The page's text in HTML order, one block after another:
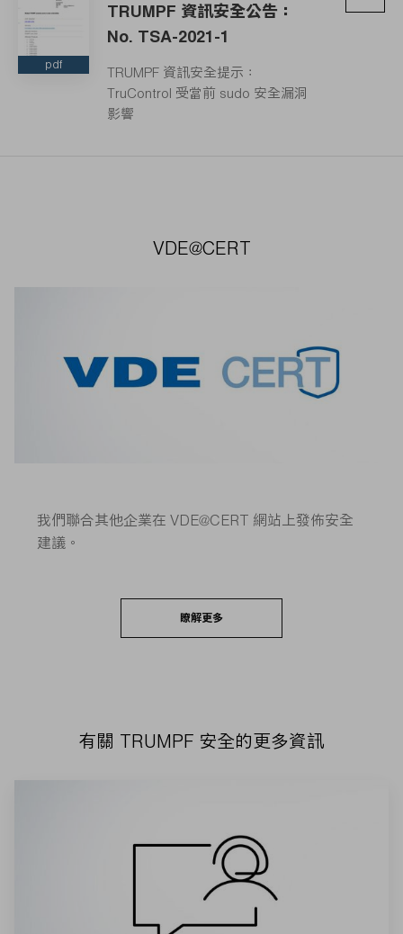
pdf
TRUMPF 資訊安全公告：
No. TSA-2021-1
TRUMPF 資訊安全提示：
TruControl 受當前 sudo 安全漏洞
影響
VDE@CERT
我們聯合其他企業在 VDE@CERT 網站上發佈安全
建議。
瞭解更多
有關 TRUMPF 安全的更多資訊